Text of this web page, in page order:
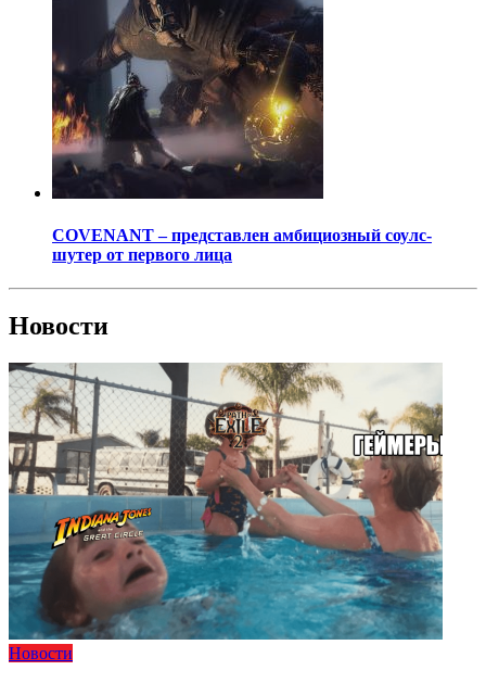
COVENANT – представлен амбициозный соулс-
шутер от первого лица
Новости
Новости